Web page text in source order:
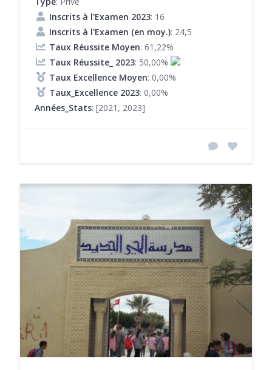
Inscrits à l'Examen 2023: 16
Inscrits à l'Examen (en moy.): 24,5
Taux Réussite Moyen: 61,22%
Taux Réussite_ 2023: 50,00%
Taux Excellence Moyen: 0,00%
Taux_Excellence 2023: 0,00%
Années_Stats: [2021, 2023]